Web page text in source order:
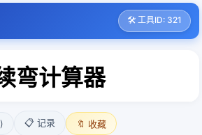
🛠️ 工具ID: 321
弯计算器
📋 记录 🔖 收藏